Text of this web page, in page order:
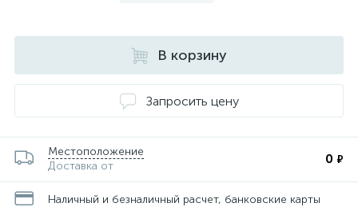
В корзину
Запросить цену
Местоположение
Доставка от
0 ₽
Наличный и безналичный расчет, банковские карты